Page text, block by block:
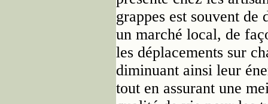
grappes est souvent de
un marché local, de
les déplacements sur
diminuant ainsi leur
tout en assurant une